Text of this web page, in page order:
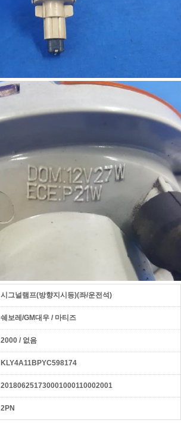
시그널램프(방향지시등)(좌/운전석)
쉐보레/GM대우 / 마티즈
2000 / 없음
KLY4A11BPYC598174
201806251730001000110002001
2PN